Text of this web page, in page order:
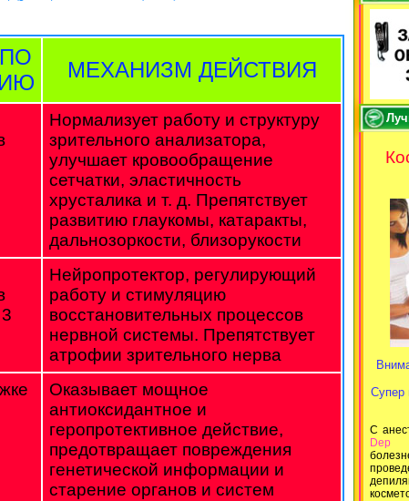
МЕХАНИЗМ ДЕЙСТВИЯ
Нормализует работу и структуру
зрительного анализатора,
улучшает кровообращение
сетчатки, эластичность
хрусталика и т. д. Препятствует
развитию глаукомы, катаракты,
дальнозоркости, близорукости
Нейропротектор, регулирующий
работу и стимуляцию
восстановительных процессов
нервной системы. Препятствует
атрофии зрительного нерва
Оказывает мощное
антиоксидантное и
геропротективное действие,
предотвращает повреждения
генетической информации и
старение органов и систем
Супер
С
Dep